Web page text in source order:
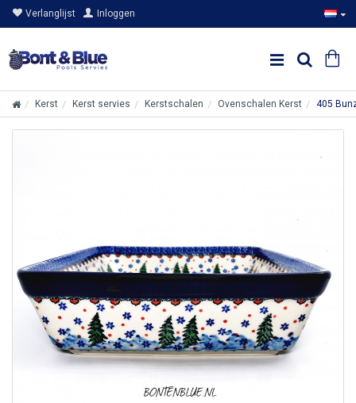
Verlanglijst Inloggen
Kerst Kerst servies Kerstschalen Ovenschalen Kerst 405